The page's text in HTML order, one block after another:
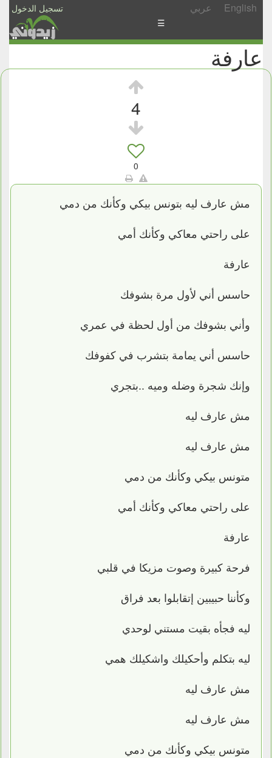
تسجيل الدخول عربي English
الأخبار
الأسئلة
☰
عارفة
4
0
مش عارف ليه بتونس بيكي وكأنك من دمي
على راحتي معاكي وكأنك أمي
عارفة
حاسس أني لأول مرة بشوفك
وأني بشوفك من أول لحظة في عمري
حاسس أني يمامة بتشرب في كفوفك
وإنك شجرة وضله وميه ..بتجري
مش عارف ليه
مش عارف ليه
متونس بيكي وكأنك من دمي
على راحتي معاكي وكأنك أمي
عارفة
فرحة كبيرة وصوت مزيكا في قلبي
وكأننا حبيبين إتقابلوا بعد فراق
ليه فجأه بقيت مستني لوحدي
ليه بتكلم وأحكيلك واشكيلك همي
مش عارف ليه
مش عارف ليه
متونس بيكي وكأنك من دمي